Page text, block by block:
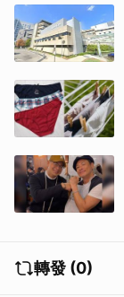
轉發 (0)